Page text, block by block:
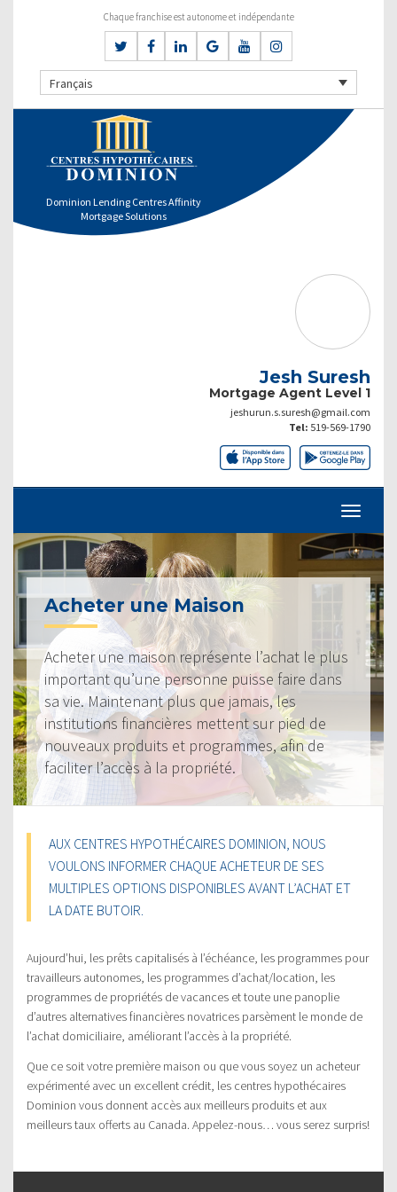
Chaque franchise est autonome et indépendante
Français
Dominion Lending Centres Affinity
Mortgage Solutions
Jesh Suresh
Mortgage Agent Level 1
jeshurun.s.suresh@gmail.com
Tel: 519-569-1790
Acheter une Maison
Acheter une maison représente l’achat le plus
important qu’une personne puisse faire dans
sa vie. Maintenant plus que jamais, les
institutions financières mettent sur pied de
nouveaux produits et programmes, afin de
faciliter l’accès à la propriété.
AUX CENTRES HYPOTHÉCAIRES DOMINION, NOUS
VOULONS INFORMER CHAQUE ACHETEUR DE SES
MULTIPLES OPTIONS DISPONIBLES AVANT L’ACHAT ET
LA DATE BUTOIR.
Aujourd’hui, les prêts capitalisés à l’échéance, les programmes pour
travailleurs autonomes, les programmes d’achat/location, les
programmes de propriétés de vacances et toute une panoplie
d’autres alternatives financières novatrices parsèment le monde de
l’achat domiciliaire, améliorant l’accès à la propriété.
Que ce soit votre première maison ou que vous soyez un acheteur
expérimenté avec un excellent crédit, les centres hypothécaires
Dominion vous donnent accès aux meilleurs produits et aux
meilleurs taux offerts au Canada. Appelez-nous… vous serez surpris!